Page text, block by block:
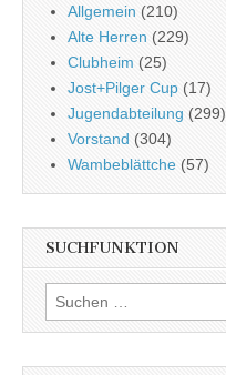
Allgemein (210)
Alte Herren (229)
Clubheim (25)
Jost+Pilger Cup (17)
Jugendabteilung (299)
Vorstand (304)
Wambeblättche (57)
SUCHFUNKTION
Suchen
nach: